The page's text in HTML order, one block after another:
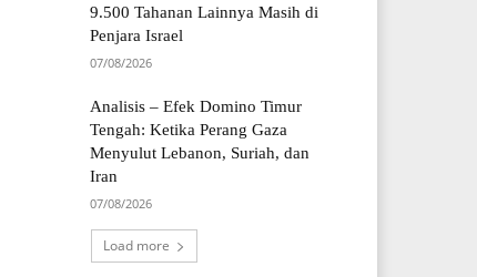
9.500 Tahanan Lainnya Masih di
Penjara Israel
07/08/2026
Analisis – Efek Domino Timur
Tengah: Ketika Perang Gaza
Menyulut Lebanon, Suriah, dan
Iran
07/08/2026
Load more